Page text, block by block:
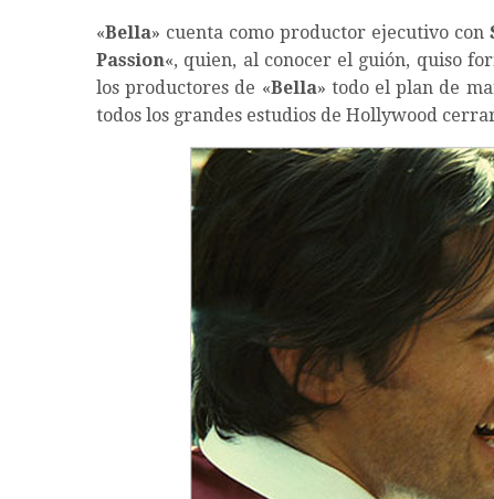
«Bella» cuenta como productor ejecutivo con
Passion«, quien, al conocer el guión, quiso
los productores de «Bella» todo el plan de
todos los grandes estudios de Hollywood